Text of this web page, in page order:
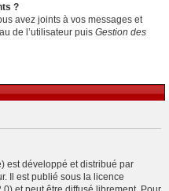
?
avez joints à vos messages et
de l’utilisateur puis Gestion des
est développé et distribué par
Il est publié sous la licence